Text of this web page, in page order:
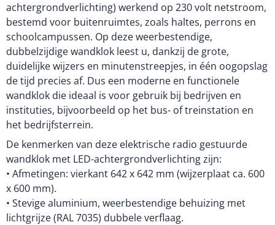
achtergrondverlichting) werkend op 230 volt netstroom,
bestemd voor buitenruimtes, zoals haltes, perrons en
schoolcampussen. Op deze weerbestendige,
dubbelzijdige wandklok leest u, dankzij de grote,
duidelijke wijzers en minutenstreepjes, in één oogopslag
de tijd precies af. Dus een moderne en functionele
wandklok die ideaal is voor gebruik bij bedrijven en
instituties, bijvoorbeeld op het bus- of treinstation en
het bedrijfsterrein.
De kenmerken van deze elektrische radio gestuurde
wandklok met LED-achtergrondverlichting zijn:
• Afmetingen: vierkant 642 x 642 mm (wijzerplaat ca. 600
x 600 mm).
• Stevige aluminium, weerbestendige behuizing met
lichtgrijze (RAL 7035) dubbele verflaag.